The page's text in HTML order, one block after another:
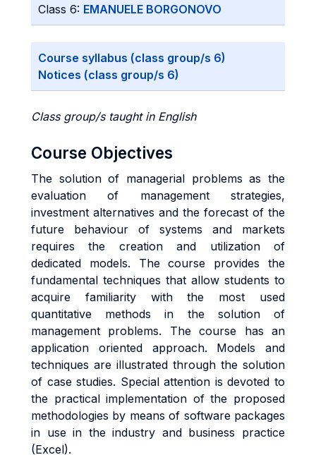
Class 6: EMANUELE BORGONOVO
Course syllabus (class group/s 6)
Notices (class group/s 6)
Class group/s taught in English
Course Objectives
The solution of managerial problems as the
evaluation of management strategies,
investment alternatives and the forecast of the
future behaviour of systems and markets
requires the creation and utilization of
dedicated models. The course provides the
fundamental techniques that allow students to
acquire familiarity with the most used
quantitative methods in the solution of
management problems. The course has an
application oriented approach. Models and
techniques are illustrated through the solution
of case studies. Special attention is devoted to
the practical implementation of the proposed
methodologies by means of software packages
in use in the industry and business practice
(Excel).